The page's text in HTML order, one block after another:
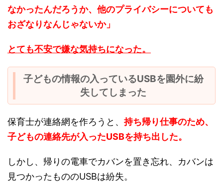
なかったんだろうか、他のプライバシーについても
おざなりなんじゃないか」
とても不安で嫌な気持ちになった。
子どもの情報の入っているUSBを園外に紛
失してしまった
保育士が連絡網を作ろうと、 持ち帰り仕事のため、
子どもの連絡先が入ったUSBを持ち出した。
しかし、帰りの電車でカバンを置き忘れ、カバンは
見つかったもののUSBは紛失。